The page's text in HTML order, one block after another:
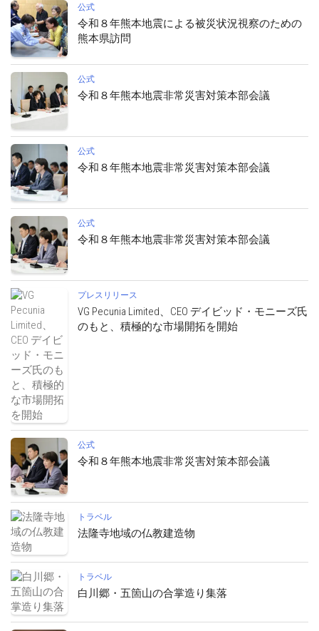
公式
令和８年熊本地震による被災状況視察のための
熊本県訪問
公式
令和８年熊本地震非常災害対策本部会議
公式
令和８年熊本地震非常災害対策本部会議
公式
令和８年熊本地震非常災害対策本部会議
プレスリリース
VG Pecunia Limited、CEO デイビッド・モニーズ氏
のもと、積極的な市場開拓を開始
公式
令和８年熊本地震非常災害対策本部会議
トラベル
法隆寺地域の仏教建造物
トラベル
白川郷・五箇山の合掌造り集落